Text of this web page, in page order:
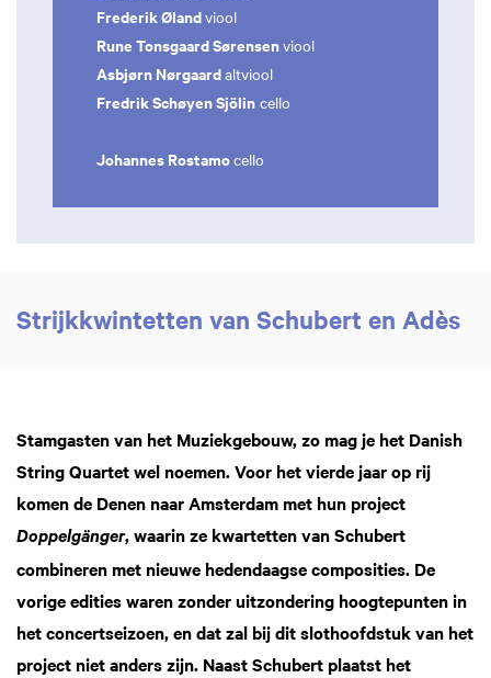
Frederik Ølandviool
Rune Tonsgaard Sørensenviool
Asbjørn Nørgaardaltviool
Fredrik Schøyen Sjölin cello
Johannes Rostamocello
Strijkkwintetten van Schubert en Adès
Stamgasten van het Muziekgebouw, zo mag je het Danish
String Quartet wel noemen. Voor het vierde jaar op rij
komen de Denen naar Amsterdam met hun project
Doppelgänger, waarin ze kwartetten van Schubert
combineren met nieuwe hedendaagse composities. De
vorige edities waren zonder uitzondering hoogtepunten in
het concertseizoen, en dat zal bij dit slothoofdstuk van het
project niet anders zijn. Naast Schubert plaatst het